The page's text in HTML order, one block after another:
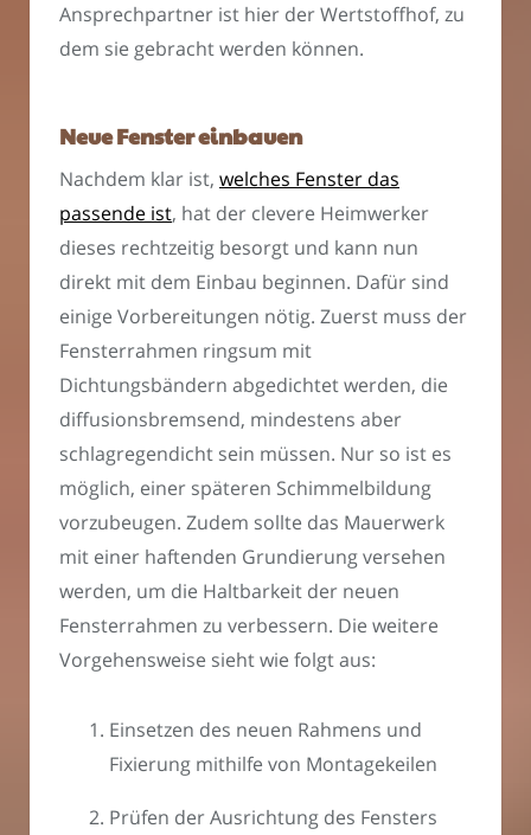
Ansprechpartner ist hier der Wertstoffhof, zu
dem sie gebracht werden können.
Neue Fenster einbauen
Nachdem klar ist, welches Fenster das
passende ist, hat der clevere Heimwerker
dieses rechtzeitig besorgt und kann nun
direkt mit dem Einbau beginnen. Dafür sind
einige Vorbereitungen nötig. Zuerst muss der
Fensterrahmen ringsum mit
Dichtungsbändern abgedichtet werden, die
diffusionsbremsend, mindestens aber
schlagregendicht sein müssen. Nur so ist es
möglich, einer späteren Schimmelbildung
vorzubeugen. Zudem sollte das Mauerwerk
mit einer haftenden Grundierung versehen
werden, um die Haltbarkeit der neuen
Fensterrahmen zu verbessern. Die weitere
Vorgehensweise sieht wie folgt aus:
Einsetzen des neuen Rahmens und
Fixierung mithilfe von Montagekeilen
Prüfen der Ausrichtung des Fensters